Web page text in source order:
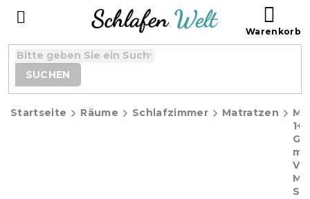
SUCHEN
Startseite Räume Schlafzimmer Matratzen
1+1